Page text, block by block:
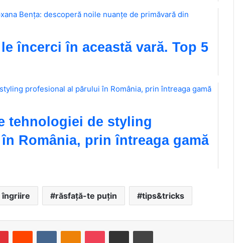
încerci în această vară. Top 5
tehnologiei de styling
România, prin întreaga gamă
răsfață-te puțin tips&tricks